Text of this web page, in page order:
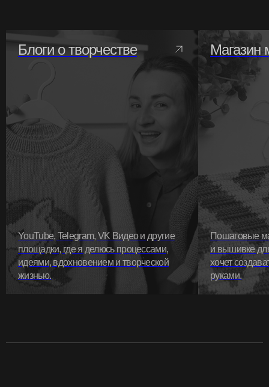
Блоги о творчестве
YouTube, Telegram, VK Видео и другие
площадки, где я делюсь процессами,
идеями, вдохновением и творческой
жизнью.
Магазин
Пошаговые
и вышивке
хочет
руками.